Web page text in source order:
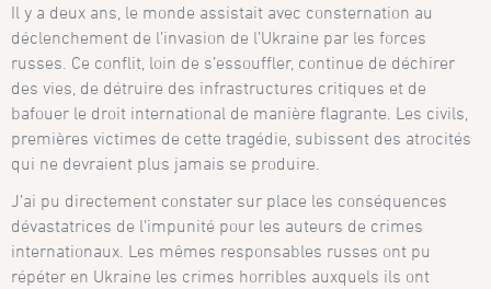
Il y a deux ans, le monde assistait avec consternation au
déclenchement de l’invasion de l’Ukraine par les forces
russes. Ce conflit, loin de s’essouffler, continue de déchirer
des vies, de détruire des infrastructures critiques et de
bafouer le droit international de manière flagrante. Les civils,
premières victimes de cette tragédie, subissent des atrocités
qui ne devraient plus jamais se produire.
J’ai pu directement constater sur place les conséquences
dévastatrices de l’impunité pour les auteurs de crimes
internationaux. Les mêmes responsables russes ont pu
répéter en Ukraine les crimes horribles auxquels ils ont